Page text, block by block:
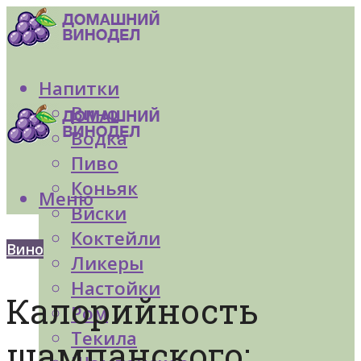
Напитки
Вино
Водка
Пиво
Коньяк
Виски
Коктейли
Ликеры
Настойки
Ром
Текила
Меню
Вино
Калорийность